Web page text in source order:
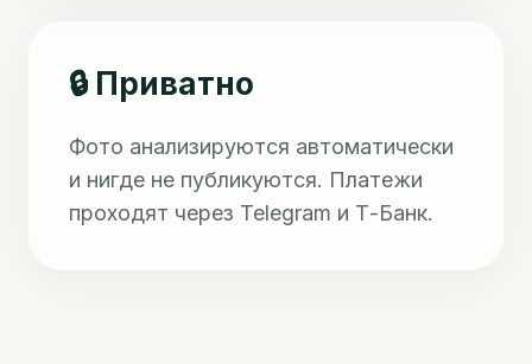
🔒 Приватно
Фото анализируются автоматически
и нигде не публикуются. Платежи
проходят через Telegram и Т-Банк.